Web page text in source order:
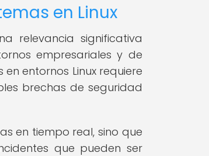
en Linux
relevancia significativa
empresariales y de
entornos Linux requiere
brechas de seguridad
en tiempo real, sino que
que pueden ser